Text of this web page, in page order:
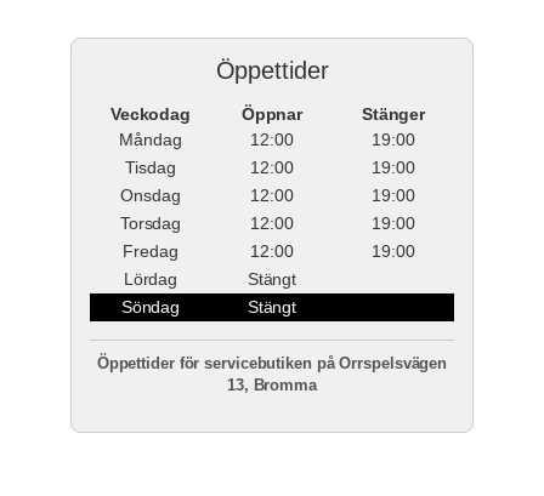
Öppettider
Veckodag Öppnar
Stänger
Måndag
12:00
19:00
Tisdag
12:00
19:00
Onsdag
12:00
19:00
Torsdag
12:00
19:00
Fredag
12:00
19:00
Lördag
Stängt
Söndag
Stängt
Öppettider för servicebutiken på Orrspelsvägen
13, Bromma